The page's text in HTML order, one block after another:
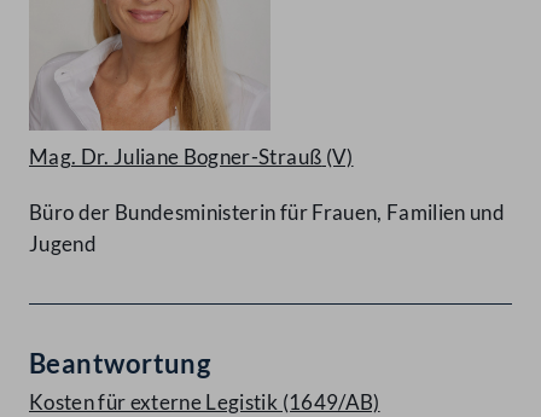
Mag. Dr. Juliane Bogner-Strauß (V)
Büro der Bundesministerin für Frauen, Familien und
Jugend
Beantwortung
Kosten für externe Legistik (1649/AB)